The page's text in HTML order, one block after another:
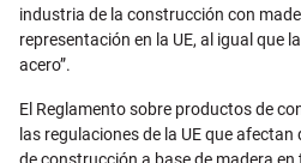
industria de la construcción con
representación en la UE, al igual que
acero”.
El Reglamento sobre productos de
las regulaciones de la UE que